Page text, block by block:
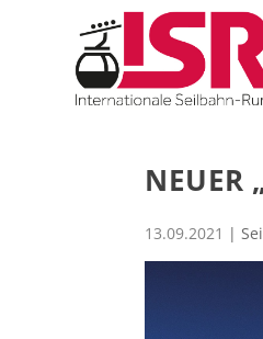
NEUER
13.09.2021 |